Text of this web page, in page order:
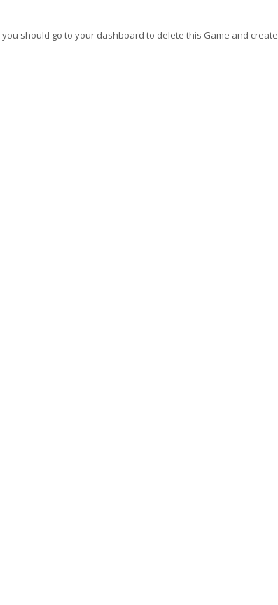
should go to your dashboard to delete this Game and create